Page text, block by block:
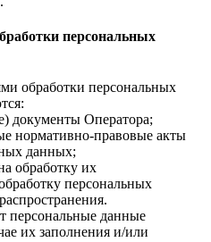
персональных
обработки персональных
документы Оператора;
нормативно-правовые акты
данных;
обработку их
персональных
персональные данные
их заполнения и/или